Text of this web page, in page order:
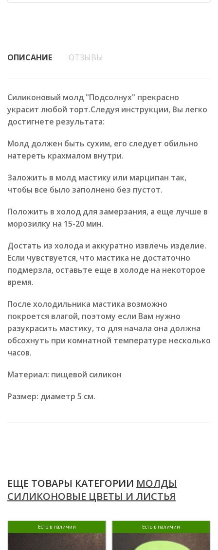
ОПИСАНИЕ ОТЗЫВЫ
Силиконовый молд "Подсолнух" прекрасно
украсит любой торт.Следуя инструкции, Вы легко
достигнете результата:
Молд должен быть сухим, его следует обильно
натереть крахмалом внутри.
Заложить в молд мастику или марципан так,
чтобы все было заполнено без пустот.
Положить в холод для замерзания, а еще лучше в
морозилку на 15-20 мин.
Достать из холода и аккуратно извлечь изделие.
Если чувствуется, что мастика не достаточно
подмерзла, оставьте еще в холоде на некоторое
время.
После холодильника мастика возможно
покроется влагой, поэтому если Вам нужно
разукрасить мастику, то для начала она должна
обсохнуть при комнатной температуре несколько
часов.
Материал: пищевой силикон
Размер: диаметр 5 см.
ЕЩЕ ТОВАРЫ КАТЕГОРИИ МОЛДЫ
СИЛИКОНОВЫЕ ЦВЕТЫ И ЛИСТЬЯ
Есть в наличии Есть в наличии